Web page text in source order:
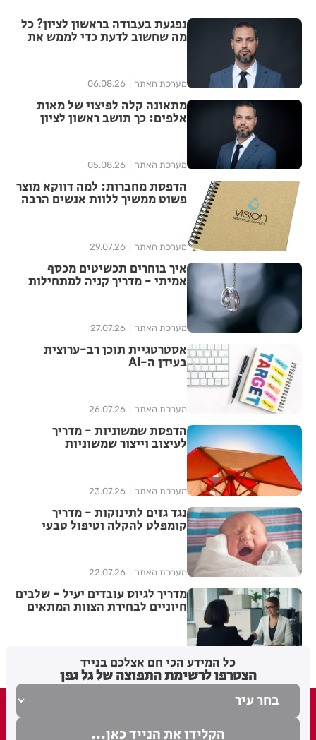
נפגעת בעבודה בראשון לציון? כל
מה שחשוב לדעת כדי לממש את
מערכת האתר 06.08.26
מתאונה קלה לפיצוי של מאות
אלפים: כך תושב ראשון לציון
מערכת האתר 05.08.26
הדפסת מחברות: למה דווקא מוצר
פשוט ממשיך ללוות אנשים הרבה
מערכת האתר 29.07.26
איך בוחרים תכשיטים מכסף
אמיתי - מדריך קניה למתחילות
מערכת האתר 27.07.26
אסטרטגיית תוכן רב-ערוצית
בעידן ה-AI
מערכת האתר 26.07.26
הדפסת שמשוניות - מדריך
לעיצוב וייצור שמשוניות
מערכת האתר 23.07.26
נגד גזים לתינוקות - מדריך
קומפלט להקלה וטיפול טבעי
מערכת האתר 22.07.26
מדריך לגיוס עובדים יעיל - שלבים
חיוניים לבחירת הצוות המתאים
כל המידע הכי חם אצלכם בנייד
הצטרפו לרשימת התפוצה של גל גפן